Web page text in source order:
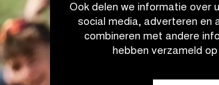
Ook delen we informatie over
social media, adverteren en
combineren met andere
hebben verzameld